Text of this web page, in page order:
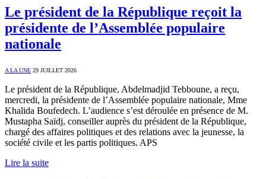
Le président de la République reçoit la
présidente de l’Assemblée populaire
nationale
A LA UNE 29 JUILLET 2026
Le président de la République, Abdelmadjid Tebboune, a reçu,
mercredi, la présidente de l’Assemblée populaire nationale, Mme
Khalida Boufedech. L’audience s’est déroulée en présence de M.
Mustapha Saïdj, conseiller auprès du président de la République,
chargé des affaires politiques et des relations avec la jeunesse, la
société civile et les partis politiques. APS
Lire la suite